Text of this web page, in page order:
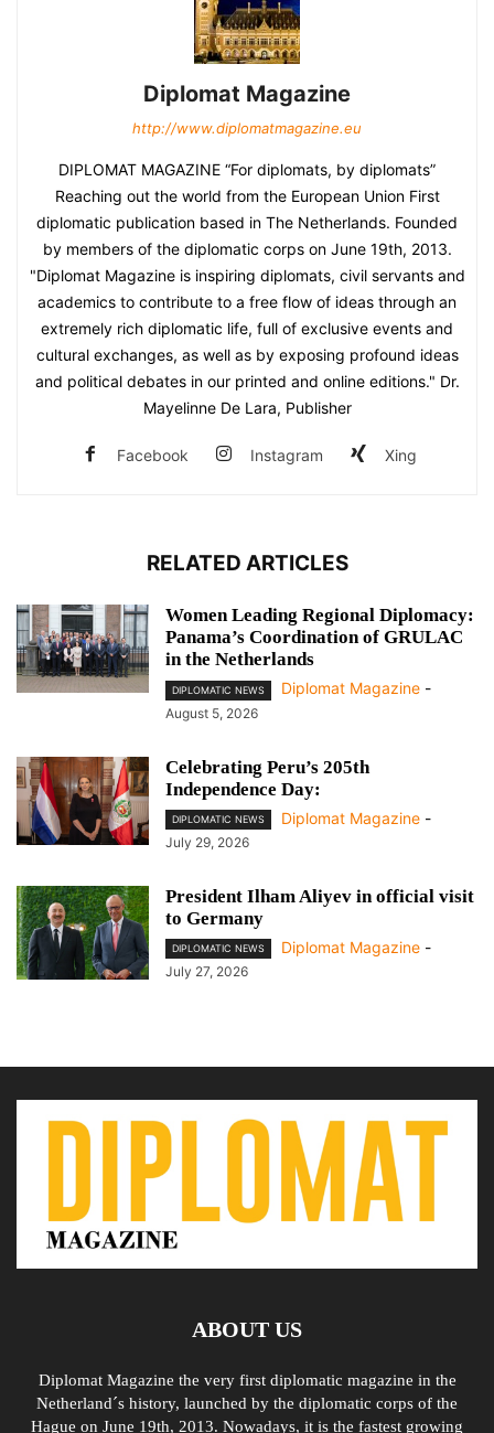
Diplomat Magazine
http://www.diplomatmagazine.eu
DIPLOMAT MAGAZINE “For diplomats, by diplomats”
Reaching out the world from the European Union First
diplomatic publication based in The Netherlands. Founded
by members of the diplomatic corps on June 19th, 2013.
"Diplomat Magazine is inspiring diplomats, civil servants and
academics to contribute to a free flow of ideas through an
extremely rich diplomatic life, full of exclusive events and
cultural exchanges, as well as by exposing profound ideas
and political debates in our printed and online editions." Dr.
Mayelinne De Lara, Publisher
Facebook Instagram Xing
RELATED ARTICLES
Women Leading Regional Diplomacy:
Panama’s Coordination of GRULAC
in the Netherlands
DIPLOMATIC NEWS Diplomat Magazine -
August 5, 2026
Celebrating Peru’s 205th
Independence Day:
DIPLOMATIC NEWS Diplomat Magazine -
July 29, 2026
President Ilham Aliyev in official visit
to Germany
DIPLOMATIC NEWS Diplomat Magazine -
July 27, 2026
ABOUT US
Diplomat Magazine the very first diplomatic magazine in the
Netherland´s history, launched by the diplomatic corps of the
Hague on June 19th, 2013. Nowadays, it is the fastest growing